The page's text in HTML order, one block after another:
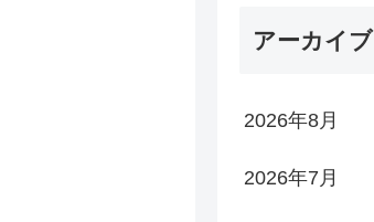
アーカイブ
2026年8月
2026年7月